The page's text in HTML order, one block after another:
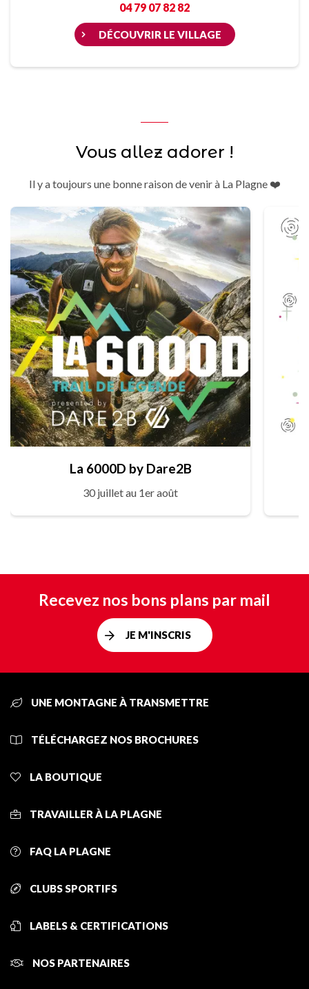
04 79 07 82 82
DÉCOUVRIR LE VILLAGE
Vous allez adorer !
Il y a toujours une bonne raison de venir à La Plagne ❤️
La 6000D by Dare2B
30 juillet au 1er août
Recevez nos bons plans par mail
JE M'INSCRIS
UNE MONTAGNE À TRANSMETTRE
TÉLÉCHARGEZ NOS BROCHURES
LA BOUTIQUE
TRAVAILLER À LA PLAGNE
FAQ LA PLAGNE
CLUBS SPORTIFS
LABELS & CERTIFICATIONS
NOS PARTENAIRES